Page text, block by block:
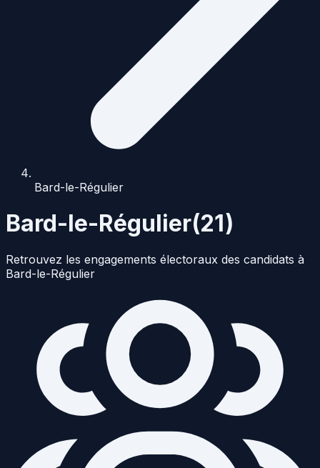
Bard-le-Régulier
Bard-le-Régulier(21)
Retrouvez les engagements électoraux des candidats à
Bard-le-Régulier